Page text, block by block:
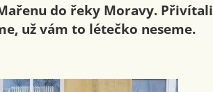
do řeky Moravy. Přivítali
už vám to létečko neseme.